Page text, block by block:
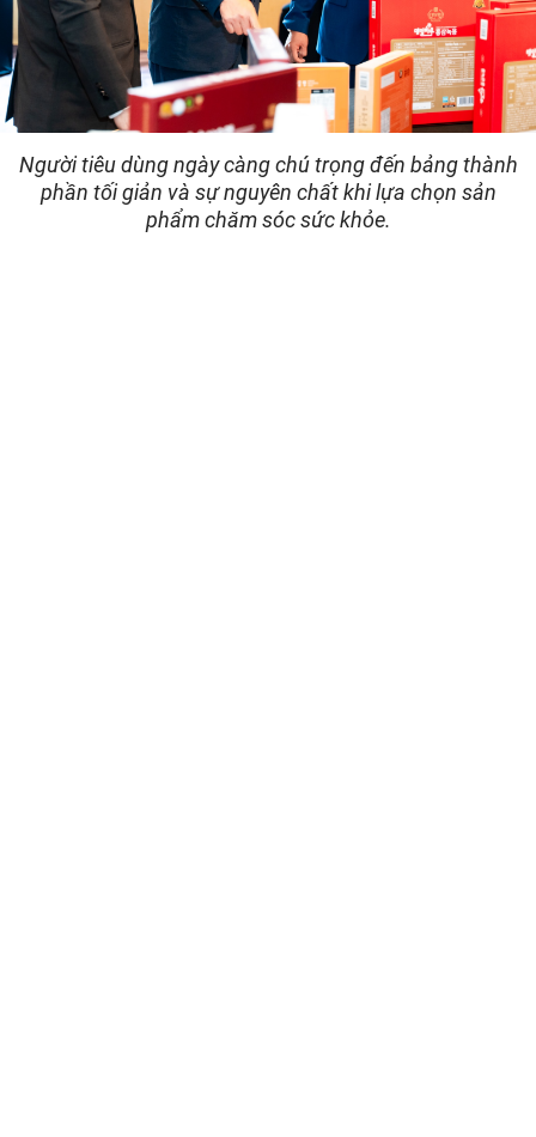
Người tiêu dùng ngày càng chú trọng đến bảng thành
phần tối giản và sự nguyên chất khi lựa chọn sản
phẩm chăm sóc sức khỏe.